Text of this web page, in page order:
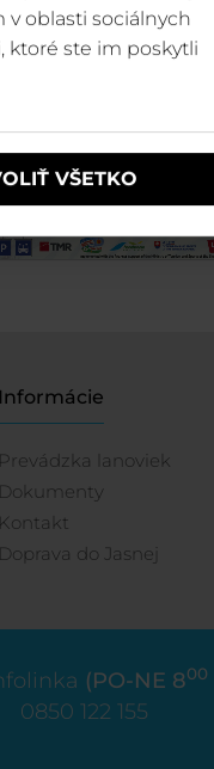
v oblasti sociálnych
ktoré ste im poskytli
VŠETKO
Informácie
Prevádzka lanoviek
Dokumenty
Kontakt
Doprava do Jasnej
(PO-NE 800
0850 122 155